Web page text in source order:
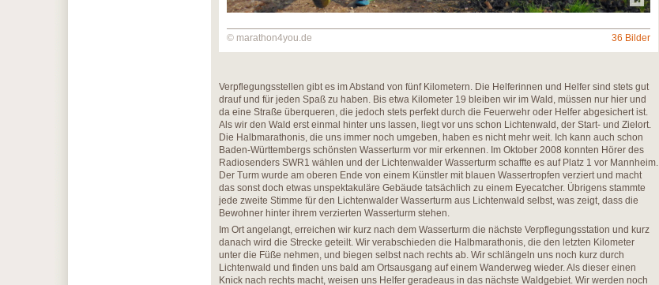
© marathon4you.de 36 Bilder
Verpflegungsstellen gibt es im Abstand von fünf Kilometern. Die Helferinnen und Helfer sind stets gut
drauf und für jeden Spaß zu haben. Bis etwa Kilometer 19 bleiben wir im Wald, müssen nur hier und
da eine Straße überqueren, die jedoch stets perfekt durch die Feuerwehr oder Helfer abgesichert ist.
Als wir den Wald erst einmal hinter uns lassen, liegt vor uns schon Lichtenwald, der Start- und Zielort.
Die Halbmarathonis, die uns immer noch umgeben, haben es nicht mehr weit. Ich kann auch schon
Baden-Württembergs schönsten Wasserturm vor mir erkennen. Im Oktober 2008 konnten Hörer des
Radiosenders SWR1 wählen und der Lichtenwalder Wasserturm schaffte es auf Platz 1 vor Mannheim.
Der Turm wurde am oberen Ende von einem Künstler mit blauen Wassertropfen verziert und macht
das sonst doch etwas unspektakuläre Gebäude tatsächlich zu einem Eyecatcher. Übrigens stammte
jede zweite Stimme für den Lichtenwalder Wasserturm aus Lichtenwald selbst, was zeigt, dass die
Bewohner hinter ihrem verzierten Wasserturm stehen.
Im Ort angelangt, erreichen wir kurz nach dem Wasserturm die nächste Verpflegungsstation und kurz
danach wird die Strecke geteilt. Wir verabschieden die Halbmarathonis, die den letzten Kilometer
unter die Füße nehmen, und biegen selbst nach rechts ab. Wir schlängeln uns noch kurz durch
Lichtenwald und finden uns bald am Ortsausgang auf einem Wanderweg wieder. Als dieser einen
Knick nach rechts macht, weisen uns Helfer geradeaus in das nächste Waldgebiet. Wir werden noch